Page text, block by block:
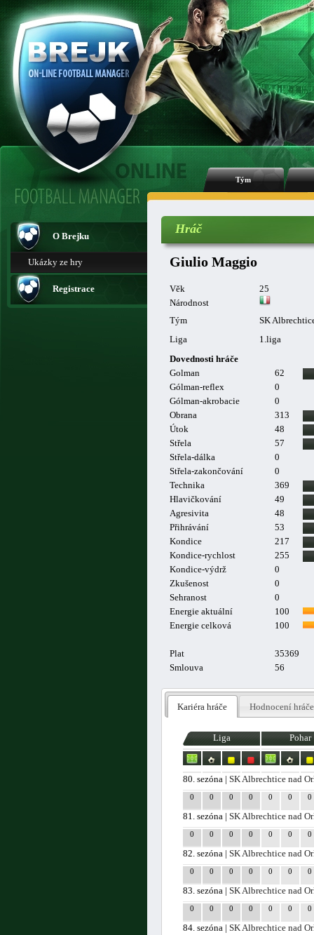
Tým
O Brejku
Ukázky ze hry
Registrace
Hráč
Giulio Maggio
Věk
25
Národnost
Tým
SK
Liga
1.liga
Dovednosti hráče
Golman
62
Gólman-reflex
0
Gólman-akrobacie
0
Obrana
313
Útok
48
Střela
57
Střela-dálka
0
Střela-zakončování
0
Technika
369
Hlavičkování
49
Agresivita
48
Přihrávání
53
Kondice
217
Kondice-rychlost
255
Kondice-výdrž
0
Zkušenost
0
Sehranost
0
Energie aktuální
100
Energie celková
100
Plat
35369
Smlouva
56
Kariéra hráče Hodnocení hráče
Liga Pohar
80. sezóna |SK Albrechtice nad
0 0 0 0 0 0 0
81. sezóna |SK Albrechtice nad
0 0 0 0 0 0 0
82. sezóna |SK Albrechtice nad
0 0 0 0 0 0 0
83. sezóna |SK Albrechtice nad
0 0 0 0 0 0 0
84. sezóna |SK Albrechtice nad